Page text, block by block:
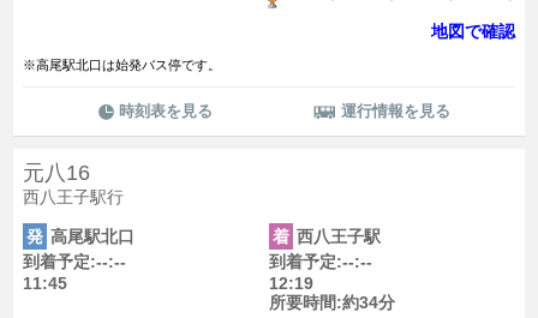
地図で確認
※高尾駅北口は始発バス停です。
時刻表を見る 運行情報を見る
元八16
西八王子駅行
発 高尾駅北口
到着予定:--:--
11:45
着 西八王子駅
到着予定:--:--
12:19
所要時間:約34分